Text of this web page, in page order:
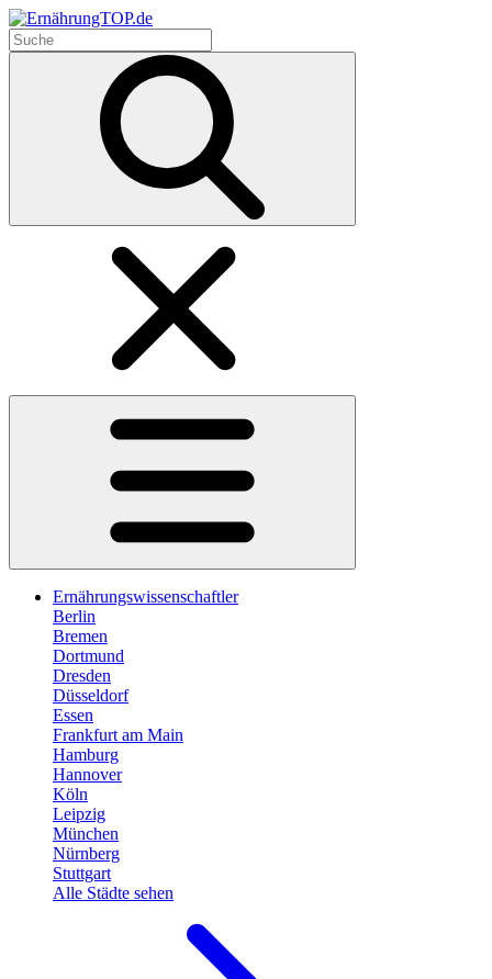
Ernährungswissenschaftler
Berlin
Bremen
Dortmund
Dresden
Düsseldorf
Essen
Frankfurt am Main
Hamburg
Hannover
Köln
Leipzig
München
Nürnberg
Stuttgart
Alle Städte sehen